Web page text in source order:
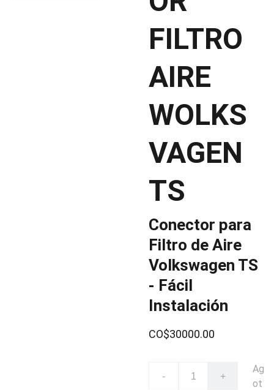
FILTRO
AIRE
WOLKS
VAGEN
TS
Conector para
Filtro de Aire
Volkswagen TS
- Fácil
Instalación
CO$30000.00
- +
Ag
ot